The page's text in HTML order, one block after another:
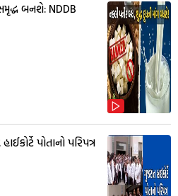
બનશે: NDDB
પોતાનો પરિપત્ર